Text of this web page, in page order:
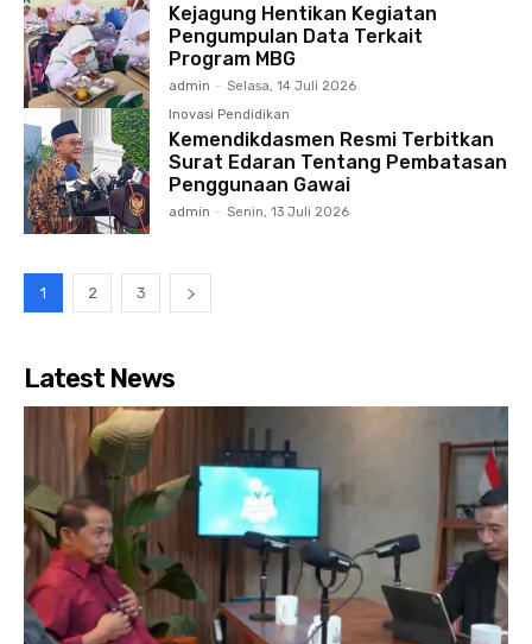
Kejagung Hentikan Kegiatan
Pengumpulan Data Terkait
Program MBG
admin - Selasa, 14 Juli 2026
Inovasi Pendidikan
Kemendikdasmen Resmi Terbitkan
Surat Edaran Tentang Pembatasan
Penggunaan Gawai
admin - Senin, 13 Juli 2026
1 2 3
Latest News